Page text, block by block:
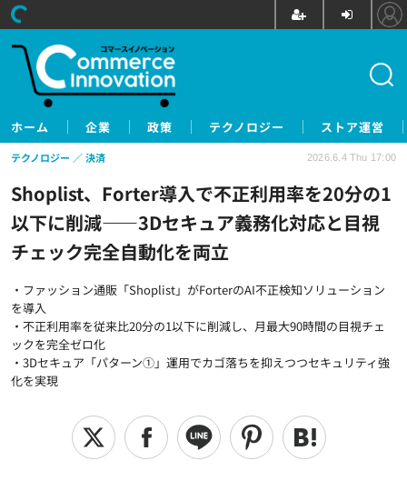
ホーム 企業 政策 テクノロジー ストア運営
Shoplist、Forter導入で不正利用率を20分の1
以下に削減――3Dセキュア義務化対応と目視
チェック完全自動化を両立
・ファッション通販「Shoplist」がForterのAI不正検知ソリューション
を導入
・不正利用率を従来比20分の1以下に削減し、月最大90時間の目視チェ
ックを完全ゼロ化
・3Dセキュア「パターン①」運用でカゴ落ちを抑えつつセキュリティ強
化を実現
テクノロジー 決済 2026.6.4 Thu 17:00